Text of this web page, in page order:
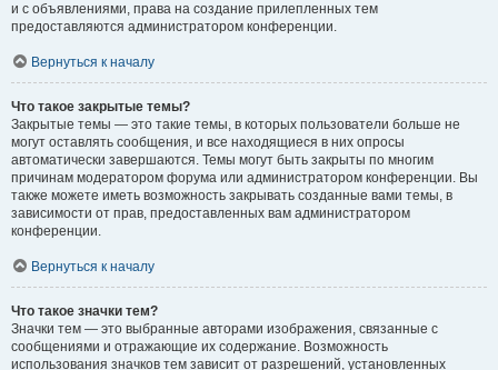
и с объявлениями, права на создание прилепленных тем
предоставляются администратором конференции.
Вернуться к началу
Что такое закрытые темы?
Закрытые темы — это такие темы, в которых пользователи больше не
могут оставлять сообщения, и все находящиеся в них опросы
автоматически завершаются. Темы могут быть закрыты по многим
причинам модератором форума или администратором конференции. Вы
также можете иметь возможность закрывать созданные вами темы, в
зависимости от прав, предоставленных вам администратором
конференции.
Вернуться к началу
Что такое значки тем?
Значки тем — это выбранные авторами изображения, связанные с
сообщениями и отражающие их содержание. Возможность
использования значков тем зависит от разрешений, установленных